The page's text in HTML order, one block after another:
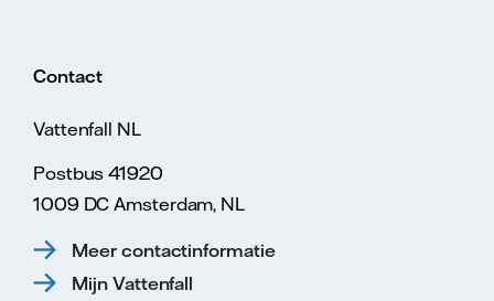
Contact
Vattenfall NL
Postbus 41920
1009 DC Amsterdam, NL
Meer contactinformatie
Mijn Vattenfall